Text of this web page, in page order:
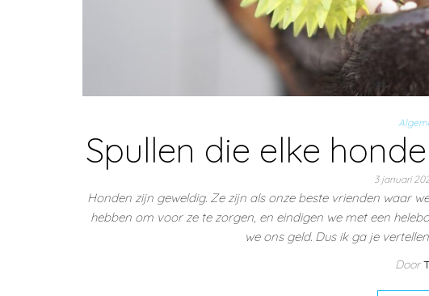
Spullen die elke
3 januari
Honden zijn geweldig. Ze zijn als onze beste vrienden waar
hebben om voor ze te zorgen, en eindigen we met een
we ons geld. Dus ik ga je
Door